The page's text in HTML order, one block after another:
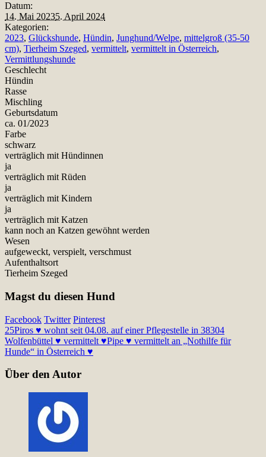
Datum:
14. Mai 20235. April 2024
Kategorien:
2023, Glückshunde, Hündin, Junghund/Welpe, mittelgroß (35-50
cm), Tierheim Szeged, vermittelt, vermittelt in Österreich,
Vermittlungshunde
Geschlecht
Hündin
Rasse
Mischling
Geburtsdatum
ca. 01/2023
Farbe
schwarz
verträglich mit Hündinnen
ja
verträglich mit Rüden
ja
verträglich mit Kindern
ja
verträglich mit Katzen
kann noch an Katzen gewöhnt werden
Wesen
aufgeweckt, verspielt, verschmust
Aufenthaltsort
Tierheim Szeged
Magst du diesen Hund
Facebook Twitter Pinterest
25Piros ♥ wohnt seit 04.08. auf einer Pflegestelle in 38304
Wolfenbüttel ♥ vermittelt ♥Pipe ♥ vermittelt an „Nothilfe für
Hunde“ in Österreich ♥
Über den Autor